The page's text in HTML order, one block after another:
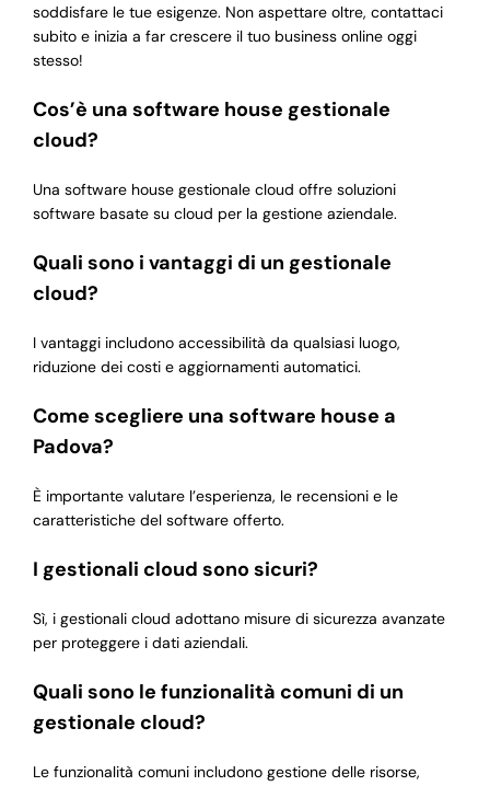
soddisfare le tue esigenze. Non aspettare oltre, contattaci
subito e inizia a far crescere il tuo business online oggi
stesso!
Cos’è una software house gestionale
cloud?
Una software house gestionale cloud offre soluzioni
software basate su cloud per la gestione aziendale.
Quali sono i vantaggi di un gestionale
cloud?
I vantaggi includono accessibilità da qualsiasi luogo,
riduzione dei costi e aggiornamenti automatici.
Come scegliere una software house a
Padova?
È importante valutare l’esperienza, le recensioni e le
caratteristiche del software offerto.
I gestionali cloud sono sicuri?
Sì, i gestionali cloud adottano misure di sicurezza avanzate
per proteggere i dati aziendali.
Quali sono le funzionalità comuni di un
gestionale cloud?
Le funzionalità comuni includono gestione delle risorse,